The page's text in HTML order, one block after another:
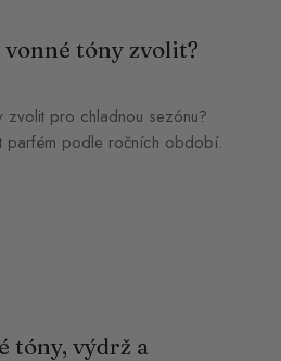
tóny zvolit?
zvolit pro chladnou sezónu?
parfém podle ročních období.
tóny, výdrž a